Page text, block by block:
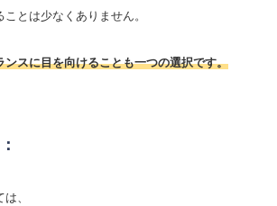
とは少なくありません。
ンスに目を向けることも一つの選択です。
、